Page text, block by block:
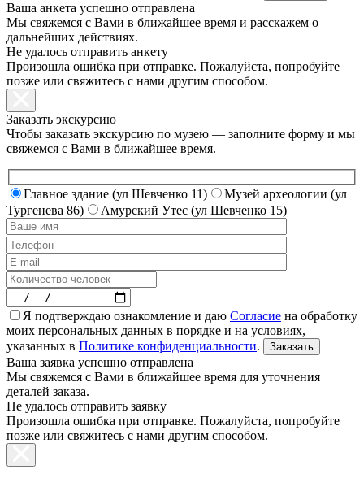
Ваша анкета успешно отправлена
Мы свяжемся с Вами в ближайшее время и расскажем о
дальнейших действиях.
Не удалось отправить анкету
Произошла ошибка при отправке. Пожалуйста, попробуйте
позже или свяжитесь с нами другим способом.
Заказать экскурсию
Чтобы заказать экскурсию по музею — заполните форму и мы
свяжемся с Вами в ближайшее время.
Главное здание (ул Шевченко 11)
Музей археологии (ул
Тургенева 86)
Амурский Утес (ул Шевченко 15)
Я подтверждаю ознакомление и даю Согласие на обработку
моих персональных данных в порядке и на условиях,
указанных в Политике конфиденциальности.
Ваша заявка успешно отправлена
Мы свяжемся с Вами в ближайшее время для уточнения
деталей заказа.
Не удалось отправить заявку
Произошла ошибка при отправке. Пожалуйста, попробуйте
позже или свяжитесь с нами другим способом.